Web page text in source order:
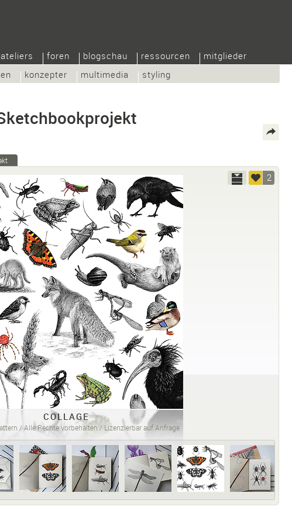
konzepter multimedia styling
ateliers foren blogschau ressourcen mitglieder
COLLAGE
/ Alle Rechte vorbehalten / Lizenzierbar auf Anfrage
2